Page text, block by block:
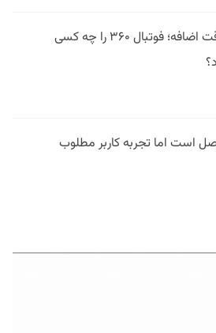
فیلتر در وقت اضافه؛ فوتبال ۳۶۰ را چه کسی
است اما تجربه کاربر مطلوب